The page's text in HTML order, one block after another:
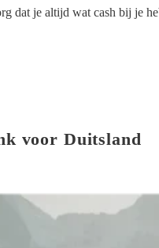
dat je altijd wat cash bij je
voor Duitsland